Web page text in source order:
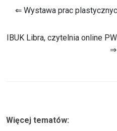
⇐ Wystawa prac
IBUK Libra, czytelnia online
⇒
Więcej tematów: